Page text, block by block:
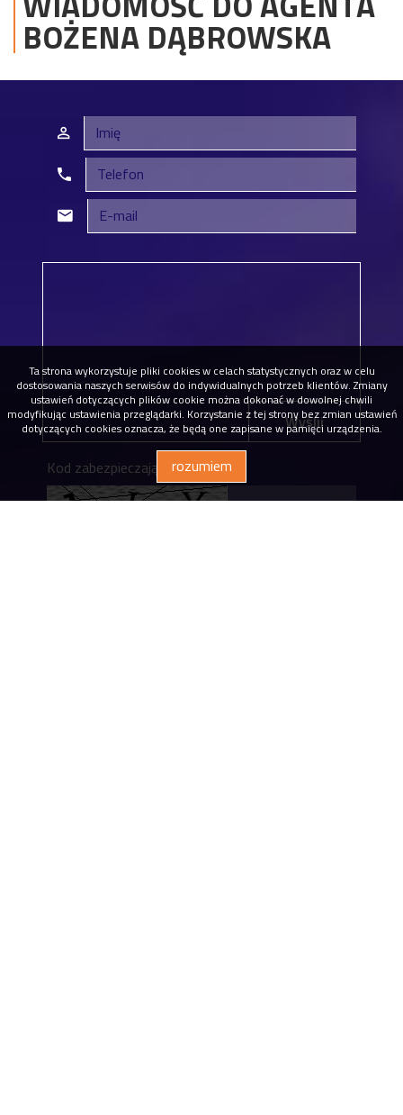
BOŻENA DĄBROWSKA
Wyślij
Kod zabezpieczający
Ta strona wykorzystuje pliki cookies w celach statystycznych oraz w celu
dostosowania naszych serwisów do indywidualnych potrzeb klientów. Zmiany
ustawień dotyczących plików cookie można dokonać w dowolnej chwili
modyfikując ustawienia przeglądarki. Korzystanie z tej strony bez zmian ustawień
dotyczących cookies oznacza, że będą one zapisane w pamięci urządzenia.
rozumiem